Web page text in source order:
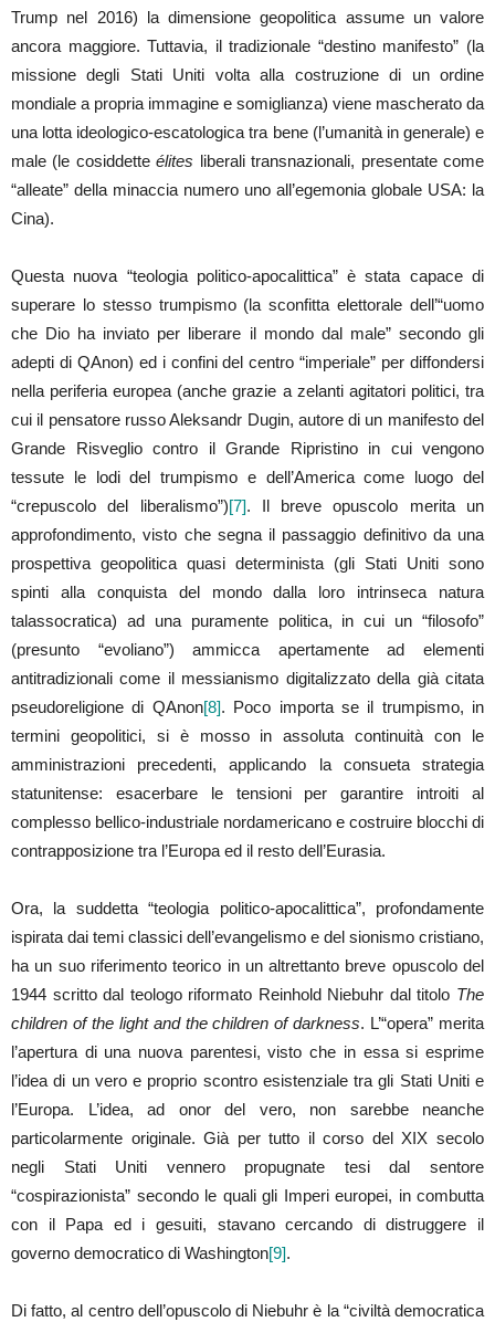
Trump nel 2016) la dimensione geopolitica assume un valore
ancora maggiore. Tuttavia, il tradizionale “destino manifesto” (la
missione degli Stati Uniti volta alla costruzione di un ordine
mondiale a propria immagine e somiglianza) viene mascherato da
una lotta ideologico-escatologica tra bene (l’umanità in generale) e
male (le cosiddetteélites liberali transnazionali, presentate come
“alleate” della minaccia numero uno all’egemonia globale USA: la
Cina).
Questa nuova “teologia politico-apocalittica” è stata capace di
superare lo stesso trumpismo (la sconfitta elettorale dell’“uomo
che Dio ha inviato per liberare il mondo dal male” secondo gli
adepti di QAnon) ed i confini del centro “imperiale” per diffondersi
nella periferia europea (anche grazie a zelanti agitatori politici, tra
cui il pensatore russo Aleksandr Dugin, autore di un manifesto del
Grande Risveglio contro il Grande Ripristino in cui vengono
tessute le lodi del trumpismo e dell’America come luogo del
“crepuscolo del liberalismo”)[7]. Il breve opuscolo merita un
approfondimento, visto che segna il passaggio definitivo da una
prospettiva geopolitica quasi determinista (gli Stati Uniti sono
spinti alla conquista del mondo dalla loro intrinseca natura
talassocratica) ad una puramente politica, in cui un “filosofo”
(presunto “evoliano”) ammicca apertamente ad elementi
antitradizionali come il messianismo digitalizzato della già citata
pseudoreligione di QAnon[8]. Poco importa se il trumpismo, in
termini geopolitici, si è mosso in assoluta continuità con le
amministrazioni precedenti, applicando la consueta strategia
statunitense: esacerbare le tensioni per garantire introiti al
complesso bellico-industriale nordamericano e costruire blocchi di
contrapposizione tra l’Europa ed il resto dell’Eurasia.
Ora, la suddetta “teologia politico-apocalittica”, profondamente
ispirata dai temi classici dell’evangelismo e del sionismo cristiano,
ha un suo riferimento teorico in un altrettanto breve opuscolo del
1944 scritto dal teologo riformato Reinhold Niebuhr dal titolo The
children of the light and the children of darkness. L’“opera” merita
l’apertura di una nuova parentesi, visto che in essa si esprime
l’idea di un vero e proprio scontro esistenziale tra gli Stati Uniti e
l’Europa. L’idea, ad onor del vero, non sarebbe neanche
particolarmente originale. Già per tutto il corso del XIX secolo
negli Stati Uniti vennero propugnate tesi dal sentore
“cospirazionista” secondo le quali gli Imperi europei, in combutta
con il Papa ed i gesuiti, stavano cercando di distruggere il
governo democratico di Washington[9].
Di fatto, al centro dell’opuscolo di Niebuhr è la “civiltà democratica